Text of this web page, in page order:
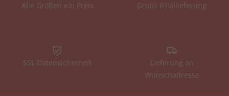
Alle Größen ein Preis Gratis Filiallieferung
SSL Datensicherheit
Lieferung an
Wunschadresse